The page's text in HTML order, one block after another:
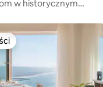
w historycznym
z kategorii Wybór